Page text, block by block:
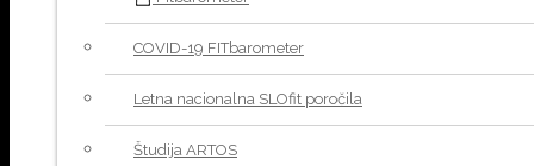
COVID-19 FITbarometer
Letna nacionalna SLOfit poročila
Študija ARTOS